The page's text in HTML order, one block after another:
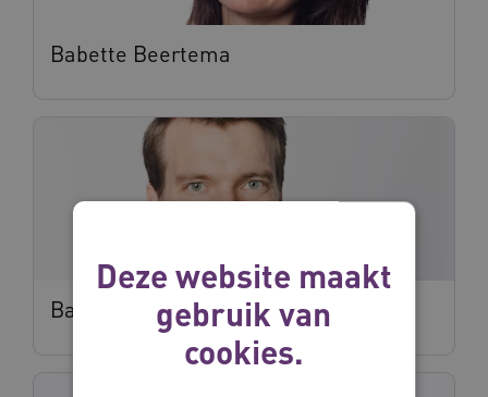
Babette Beertema
Bart Boermans
Deze website maakt
gebruik van
cookies.